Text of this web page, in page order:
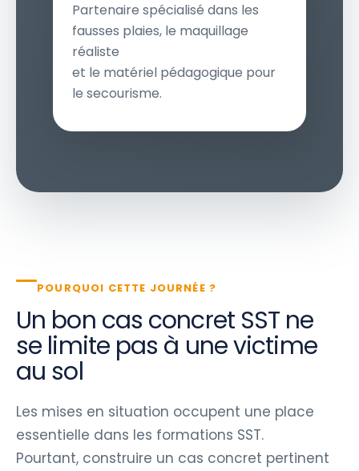
Partenaire spécialisé dans les
fausses plaies, le maquillage
réaliste
et le matériel pédagogique pour
le secourisme.
POURQUOI CETTE JOURNÉE ?
Un bon cas concret SST ne
se limite pas à une victime
au sol
Les mises en situation occupent une place
essentielle dans les formations SST.
Pourtant, construire un cas concret pertinent